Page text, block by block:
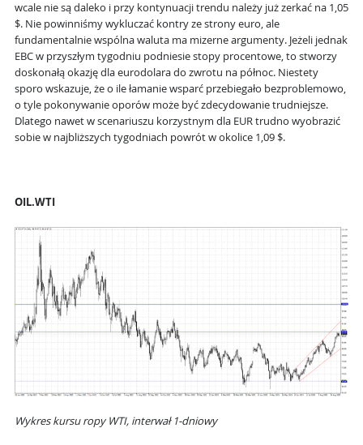
wcale nie są daleko i przy kontynuacji trendu należy już zerkać na 1,05
$. Nie powinniśmy wykluczać kontry ze strony euro, ale
fundamentalnie wspólna waluta ma mizerne argumenty. Jeżeli jednak
EBC w przyszłym tygodniu podniesie stopy procentowe, to stworzy
doskonałą okazję dla eurodolara do zwrotu na północ. Niestety
sporo wskazuje, że o ile łamanie wsparć przebiegało bezproblemowo,
o tyle pokonywanie oporów może być zdecydowanie trudniejsze.
Dlatego nawet w scenariuszu korzystnym dla EUR trudno wyobrazić
sobie w najbliższych tygodniach powrót w okolice 1,09 $.
OIL.WTI
Wykres kursu ropy WTI, interwał 1-dniowy